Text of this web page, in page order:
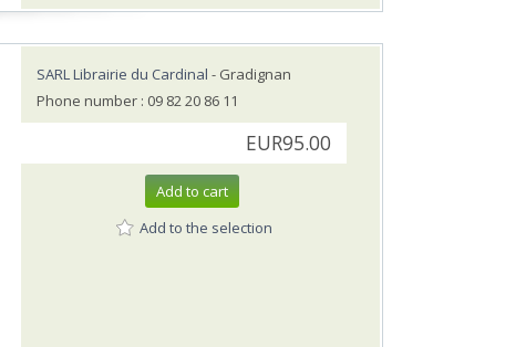
SARL Librairie du Cardinal - Gradignan
Phone number : 09 82 20 86 11
EUR95.00
Add to cart
Add to the selection